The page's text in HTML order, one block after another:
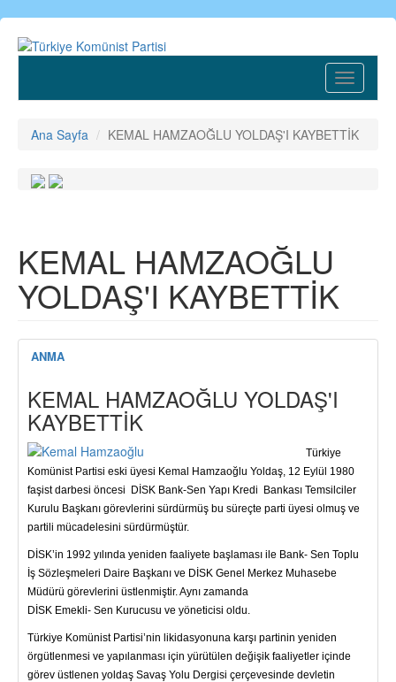
Ana
içeriğe
Toggle
Ana Sayfa KEMAL HAMZAOĞLU YOLDAŞ'I KAYBETTİK
KEMAL HAMZAOĞLU
YOLDAŞ'I KAYBETTİK
ANMA
KEMAL HAMZAOĞLU YOLDAŞ'I
KAYBETTİK
Türkiye
Komünist Partisi eski üyesi Kemal Hamzaoğlu Yoldaş, 12 Eylül 1980
faşist darbesi öncesi DİSK Bank-Sen Yapı Kredi Bankası Temsilciler
Kurulu Başkanı görevlerini sürdürmüş bu süreçte parti üyesi olmuş ve
partili mücadelesini sürdürmüştür.
DİSK’in 1992 yılında yeniden faaliyete başlaması ile Bank- Sen Toplu
İş Sözleşmeleri Daire Başkanı ve DİSK Genel Merkez Muhasebe
Müdürü görevlerini üstlenmiştir. Aynı zamanda
DİSK Emekli- Sen Kurucusu ve yöneticisi oldu.
Türkiye Komünist Partisi’nin likidasyonuna karşı partinin yeniden
örgütlenmesi ve yapılanması için yürütülen değişik faaliyetler içinde
görev üstlenen yoldaş Savaş Yolu Dergisi çerçevesinde devletin